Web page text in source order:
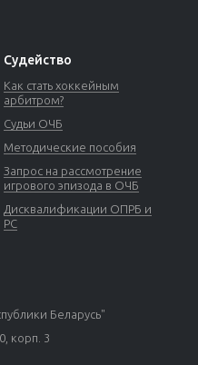
Судейство
Как стать хоккейным
арбитром?
Судьи ОЧБ
Методические пособия
Запрос на рассмотрение
игрового эпизода в ОЧБ
Дисквалификации ОПРБ и
РС
Беларусь"
корп. 3